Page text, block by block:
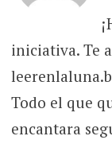
iniciativa. Te
Todo el que
encantara